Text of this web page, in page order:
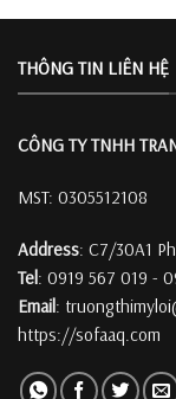
THÔNG TIN LIÊN HỆ
CÔNG TY TNHH
MST: 0305512108
Address: C7/30A1
Tel: 0919 567 019 -
Email:
https://sofaaq.com